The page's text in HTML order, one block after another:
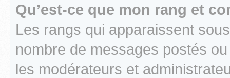
Qu’est-ce que mon rang et
Les rangs qui apparaissent
nombre de messages postés
les modérateurs et